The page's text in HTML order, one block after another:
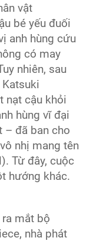
vật
bé yếu đuối
anh hùng cứu
có may
nhiên, sau
nạt cậu khỏi
hùng vĩ đại
– đã ban cho
nhị mang tên
Từ đây, cuộc
hướng khác.
mắt bộ
nhà phát